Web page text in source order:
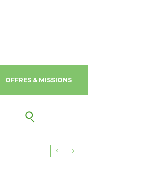
OFFRES & MISSIONS